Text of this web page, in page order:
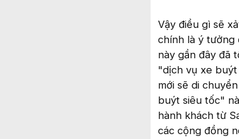
Vậy điều gì sẽ
chính là ý tưởng
này gần đây đã
"dịch vụ xe
mới sẽ di
buýt siêu tốc"
hành khách từ
các cộng đồng